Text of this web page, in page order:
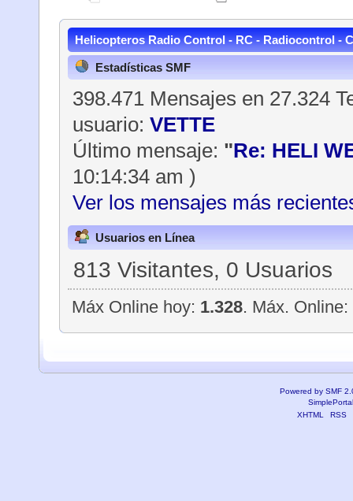
Helicopteros Radio Control - RC - Radiocontrol -
Estadísticas SMF
398.471 Mensajes en 27.324
usuario:VETTE
Último mensaje: "Re: HELI
10:14:34 am )
Ver los mensajes más
Usuarios en Línea
813 Visitantes, 0 Usuarios
Máx Online hoy: 1.328. Máx.
Powered by SMF
XHTML
RSS